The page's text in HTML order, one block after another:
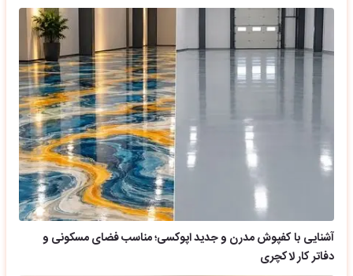
آشنایی با کفپوش مدرن و جدید اپوکسی؛ مناسب فضای مسکونی و
دفاتر کار لاکچری